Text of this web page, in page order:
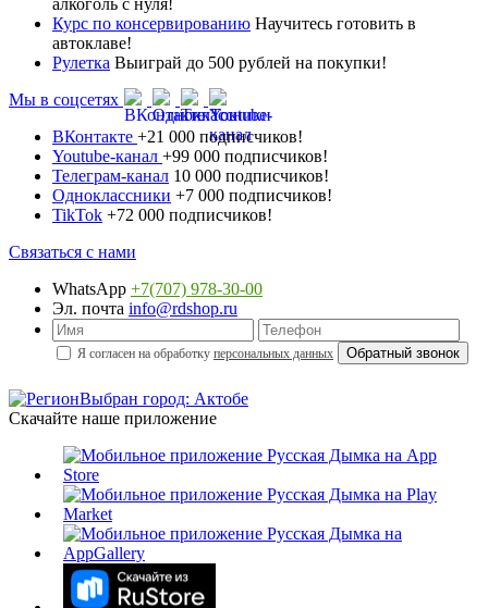
алкоголь с нуля!
Курс по консервированию Научитесь готовить в
автоклаве!
Рулетка Выиграй до 500 рублей на покупки!
Мы в соцсетях
ВКонтакте +21 000 подписчиков!
Youtube-канал +99 000 подписчиков!
Телеграм-канал 10 000 подписчиков!
Одноклассники +7 000 подписчиков!
TikTok +72 000 подписчиков!
Связаться с нами
WhatsApp +7(707) 978-30-00
Эл. почта info@rdshop.ru
Я согласен на обработку персональных данных
Выбран город: Актобе
Скачайте наше приложение